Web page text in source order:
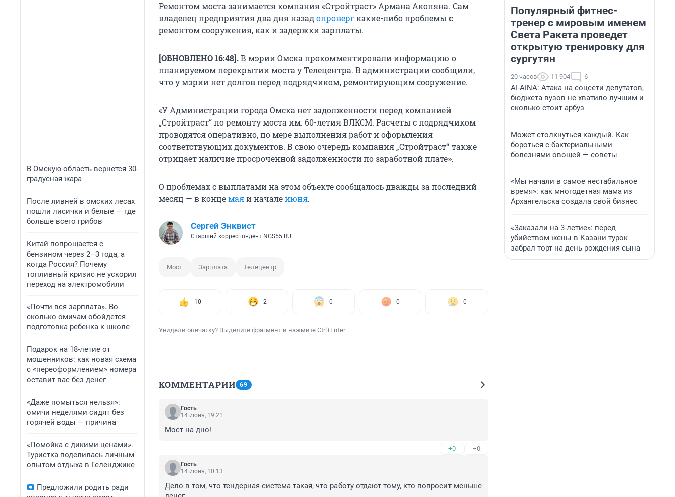
В Омскую область вернется 30-
градусная жара
После ливней в омских лесах
пошли лисички и белые — где
больше всего грибов
Китай попрощается с
бензином через 2–3 года, а
когда Россия? Почему
топливный кризис не ускорил
переход на электромобили
«Почти вся зарплата». Во
сколько омичам обойдется
подготовка ребенка к школе
Подарок на 18-летие от
мошенников: как новая схема
с «переоформлением» номера
оставит вас без денег
«Даже помыться нельзя»:
омичи неделями сидят без
горячей воды — причина
«Помойка с дикими ценами».
Туристка поделилась личным
опытом отдыха в Геленджике
Предложили родить ради
Ремонтом моста занимается компания «Стройтраст» Армана Акопяна. Сам
владелец предприятия два дня назадопровергкакие-либо проблемы с
ремонтом сооружения, как и задержки зарплаты.
[ОБНОВЛЕНО 16:48].В мэрии Омска прокомментировали информацию о
планируемом перекрытии моста у Телецентра. В администрации сообщили,
что у мэрии нет долгов перед подрядчиком, ремонтирующим сооружение.
«У Администрации города Омска нет задолженности перед компанией
„Стройтраст“ по ремонту моста им. 60-летия ВЛКСМ. Расчеты с подрядчиком
проводятся оперативно, по мере выполнения работ и оформления
соответствующих документов. В свою очередь компания „Стройтраст“ также
отрицает наличие просроченной задолженности по заработной плате».
О проблемах с выплатами на этом объекте сообщалось дважды за последний
месяц — в концемаяи началеиюня.
Сергей Энквист
Старший корреспондент NGS55.RU
Мост Зарплата Телецентр
10 2 0 0 0
Увидели опечатку? Выделите фрагмент и нажмите Ctrl+Enter
КОММЕНТАРИИ 69
Гость
14 июня, 19:21
Мост на дно!
+0 –0
Гость
14 июня, 10:13
Дело в том, что тендерная система такая, что работу отдают тому, кто попросит меньше
Популярный фитнес-
тренер с мировым именем
Света Ракета проведет
открытую тренировку для
сургутян
20 часов 11 904 6
AI-AINA: Атака на соцсети депутатов,
бюджета вузов не хватило лучшим и
сколько стоит арбуз
Может столкнуться каждый. Как
бороться с бактериальными
болезнями овощей — советы
«Мы начали в самое нестабильное
время»: как многодетная мама из
Архангельска создала свой бизнес
«Заказали на 3-летие»: перед
убийством жены в Казани турок
забрал торт на день рождения сына